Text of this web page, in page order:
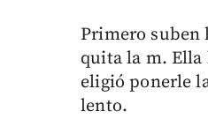
Primero suben
quita la m. Ella
eligió ponerle
lento.